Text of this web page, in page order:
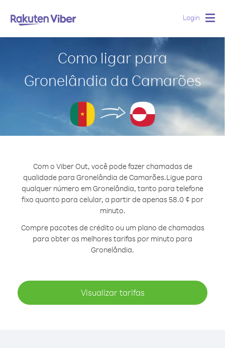
Login
Como ligar para
Gronelândia da Camarões
Com o Viber Out, você pode fazer chamadas de
qualidade para Gronelândia de Camarões.Ligue para
qualquer número em Gronelândia, tanto para telefone
fixo quanto para celular, a partir de apenas 58.0 ¢ por
minuto.
Compre pacotes de crédito ou um plano de chamadas
para obter as melhores tarifas por minuto para
Gronelândia.
Visualizar tarifas